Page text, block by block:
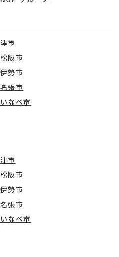
津市
松阪市
伊勢市
名張市
いなべ市
津市
松阪市
伊勢市
名張市
いなべ市